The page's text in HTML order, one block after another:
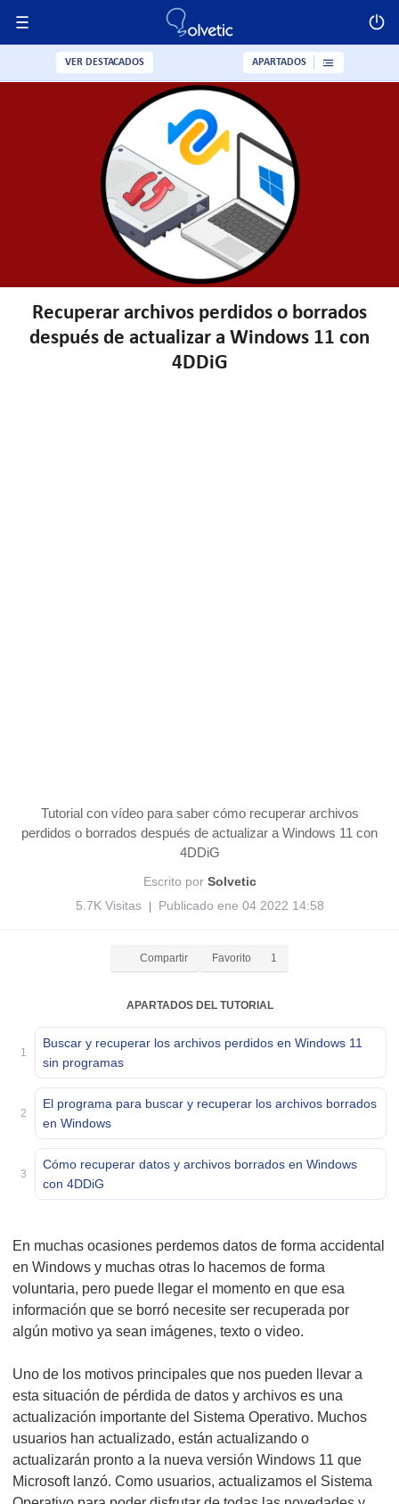
Recuperar archivos perdidos o borrados
después de actualizar a Windows 11 con
4DDiG
Tutorial con vídeo para saber cómo recuperar archivos
perdidos o borrados después de actualizar a Windows 11 con
4DDiG
Escrito por Solvetic
5.7K Visitas
Publicado ene 04 2022 14:58
Compartir Favorito 1
APARTADOS DEL TUTORIAL
1
Buscar y recuperar los archivos perdidos en Windows 11
sin programas
2
El programa para buscar y recuperar los archivos borrados
en Windows
3
Cómo recuperar datos y archivos borrados en Windows
con 4DDiG
En muchas ocasiones perdemos datos de forma accidental
en Windows y muchas otras lo hacemos de forma
voluntaria, pero puede llegar el momento en que esa
información que se borró necesite ser recuperada por
algún motivo ya sean imágenes, texto o video.
Uno de los motivos principales que nos pueden llevar a
esta situación de pérdida de datos y archivos es una
actualización importante del Sistema Operativo. Muchos
usuarios han actualizado, están actualizando o
actualizarán pronto a la nueva versión Windows 11 que
Microsoft lanzó. Como usuarios, actualizamos el Sistema
VER DESTACADOS APARTADOS